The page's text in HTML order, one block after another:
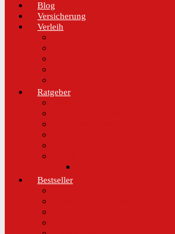
Blog
Versicherung
Verleih
Ratgeber
Bestseller